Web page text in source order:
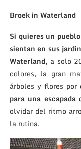
Broek in Waterland
Si quieres un
sientan en sus
Waterland, a solo
colores, la gran
árboles y flores por
para una escapada
olvidar del ritmo
la rutina.